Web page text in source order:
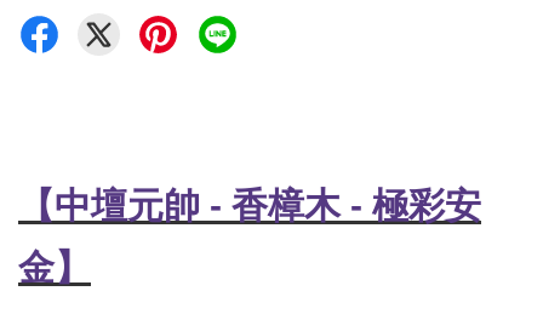
【中壇元帥 - 香樟木 - 極彩安
金】